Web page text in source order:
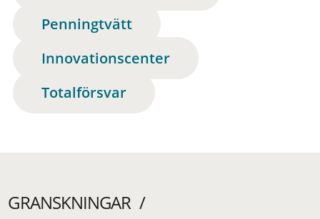
Penningtvätt
Innovationscenter
Totalförsvar
GRANSKNINGAR